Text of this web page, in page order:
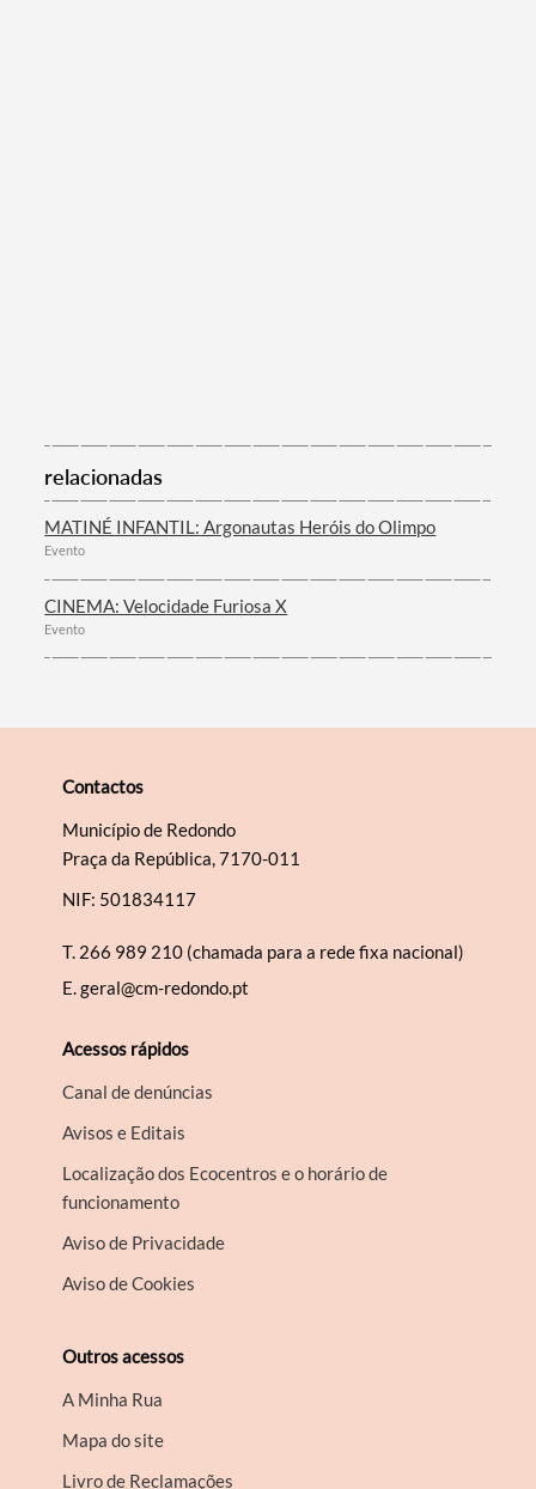
relacionadas
MATINÉ INFANTIL: Argonautas Heróis do Olimpo
Evento
CINEMA: Velocidade Furiosa X
Evento
Contactos
Município de Redondo
Praça da República, 7170-011
NIF: 501834117
T. 266 989 210 (chamada para a rede fixa nacional)
E.geral@cm-redondo.pt
Acessos rápidos
Canal de denúncias
Avisos e Editais
Localização dos Ecocentros e o horário de
funcionamento
Aviso de Privacidade
Aviso de Cookies
Outros acessos
A Minha Rua
Mapa do site
Livro de Reclamações